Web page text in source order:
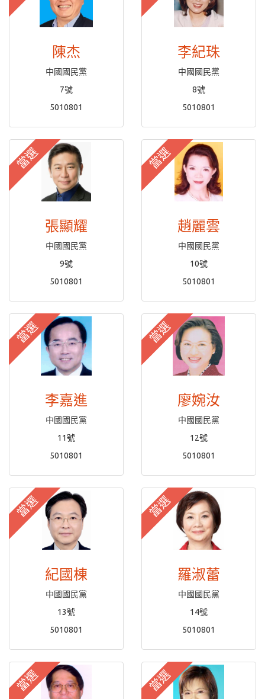
陳杰
中國國民黨
7號
5010801
李紀珠
中國國民黨
8號
5010801
當選
張顯耀
中國國民黨
9號
5010801
當選
趙麗雲
中國國民黨
10號
5010801
當選
李嘉進
中國國民黨
11號
5010801
當選
廖婉汝
中國國民黨
12號
5010801
當選
紀國棟
中國國民黨
13號
5010801
當選
羅淑蕾
中國國民黨
14號
5010801
當選 當選